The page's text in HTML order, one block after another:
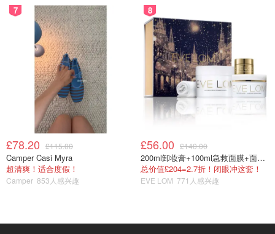
7
£78.20 £115.00
Camper Casi Myra
超清爽！适合度假！
Camper 853人感兴趣
8
£56.00 £140.00
200ml卸妆膏+100ml急救面膜+面霜+洁颜布
总价值£204=2.7折！闭眼冲这套！
EVE LOM 771人感兴趣